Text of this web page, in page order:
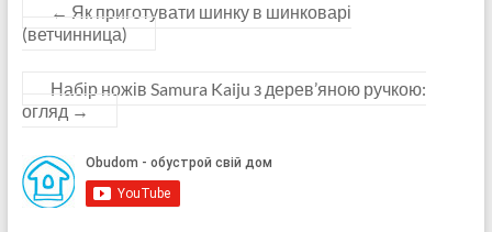
← Як приготувати шинку в шинковарі
(ветчинница)
Набір ножів Samura Kaiju з дерев’яною ручкою:
огляд →